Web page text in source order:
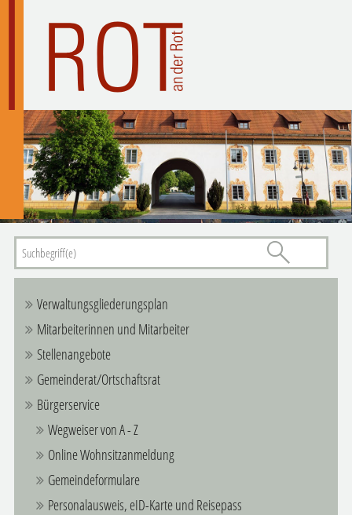
Verwaltungsgliederungsplan
Mitarbeiterinnen und Mitarbeiter
Stellenangebote
Gemeinderat/Ortschaftsrat
Bürgerservice
Wegweiser von A - Z
Online Wohnsitzanmeldung
Gemeindeformulare
Personalausweis, eID-Karte und Reisepass